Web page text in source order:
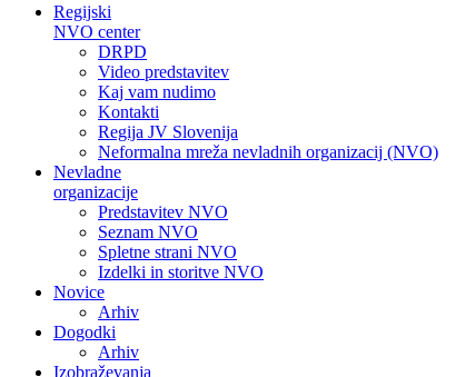
Regijski
NVO center
DRPD
Video predstavitev
Kaj vam nudimo
Kontakti
Regija JV Slovenija
Neformalna mreža nevladnih organizacij (NVO)
Nevladne
organizacije
Predstavitev NVO
Seznam NVO
Spletne strani NVO
Izdelki in storitve NVO
Novice
Arhiv
Dogodki
Arhiv
Izobraževanja